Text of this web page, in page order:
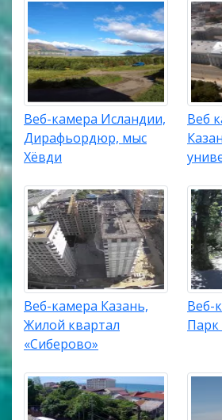
Веб-камера Исландии,
Дирафьордюр, мыс
Хёвди
Веб
Веб-камера Казань,
Жилой квартал
«Сиберово»
Веб-
Парк